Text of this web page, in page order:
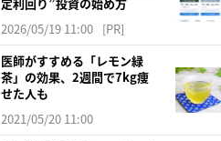
2026/05/19 11:00 [PR]
医師がすすめる「レモン緑
茶」の効果、2週間で7kg痩
せた人も
2021/05/20 11:00